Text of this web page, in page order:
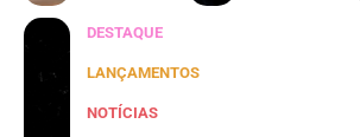
DESTAQUE
LANÇAMENTOS
NOTÍCIAS